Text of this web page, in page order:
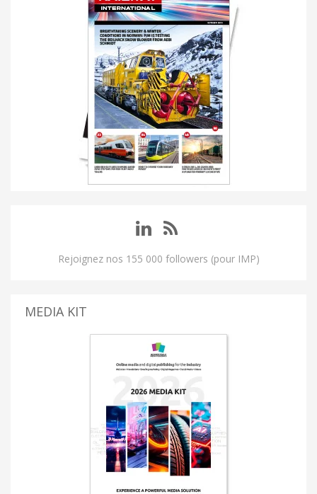
Rejoignez nos 155 000 followers (pour IMP)
MEDIA KIT